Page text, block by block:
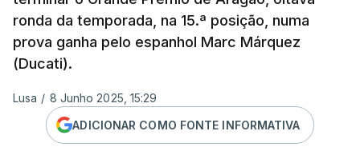
ronda da temporada, na 15.ª posição, numa
prova ganha pelo espanhol Marc Márquez
(Ducati).
Lusa / 8 Junho 2025, 15:29
ADICIONAR COMO FONTE INFORMATIVA